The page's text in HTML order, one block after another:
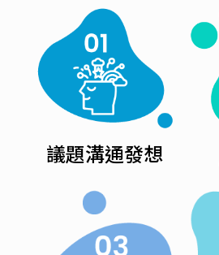
議題溝通發想